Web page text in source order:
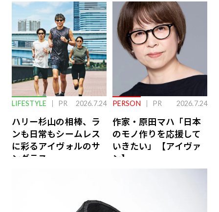
下を救う、脳のインナ
ーケアとは
LIFESTYLE PR 2026.7.24
ハリー杉山の相棒、ラ
ンも日常もシームレス
に彩るアイヴォルのサ
ングラス
PERSON PR 2026.7.24
作家・原田マハ「日本
のモノ作りを応援して
いきたい」【アイヴァ
ン】